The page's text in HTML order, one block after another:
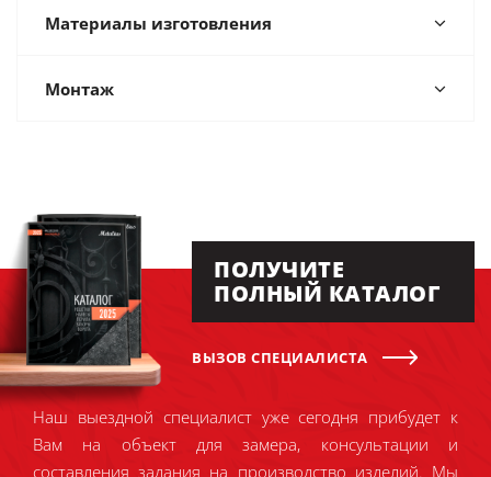
Материалы изготовления
Монтаж
ПОЛУЧИТЕ
ПОЛНЫЙ КАТАЛОГ
ВЫЗОВ СПЕЦИАЛИСТА
Наш выездной специалист уже сегодня прибудет к
Вам на объект для замера, консультации и
составления задания на производство изделий. Мы